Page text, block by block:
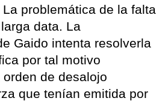
problemática de la falta
data. La
Gaido intenta resolverla
por tal motivo
de desalojo
que tenían emitida por